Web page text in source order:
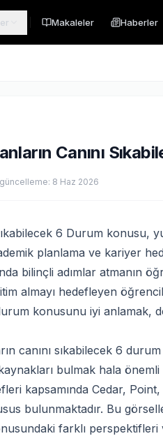
Makaleler Haberler
Canını
8 Haz 2026
6 Durum konusu,
planlama ve kariyer
bilinçli adımlar atmanın
almayı hedefleyen
konusunu iyi
canını sıkabilecek 6
bulmak hala önemli
kapsamında Cedar, Point,
bulunmaktadır. Bu
farklı